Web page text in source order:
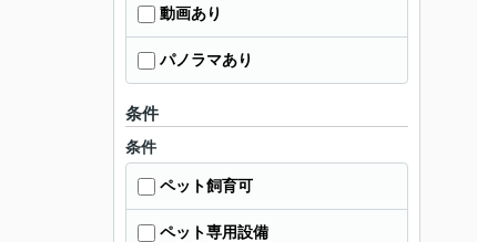
動画あり
パノラマあり
条件
条件
ペット飼育可
ペット専用設備